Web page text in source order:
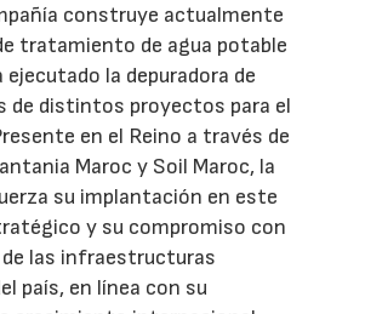
construye actualmente
tratamiento de agua potable
ejecutado la depuradora de
de distintos proyectos para el
en el Reino a través de
Maroc y Soil Maroc, la
su implantación en este
y su compromiso con
las infraestructuras
país, en línea con su